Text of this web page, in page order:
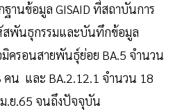
านข้อมูล GISAID ที่สถาบันการ
สพันธุกรรมและบันทึกข้อมูล
ครอนสายพันธุ์ย่อย BA.5 จำนวน
น และ BA.2.12.1 จำนวน 18
.ย.65 จนถึงปัจจุบัน